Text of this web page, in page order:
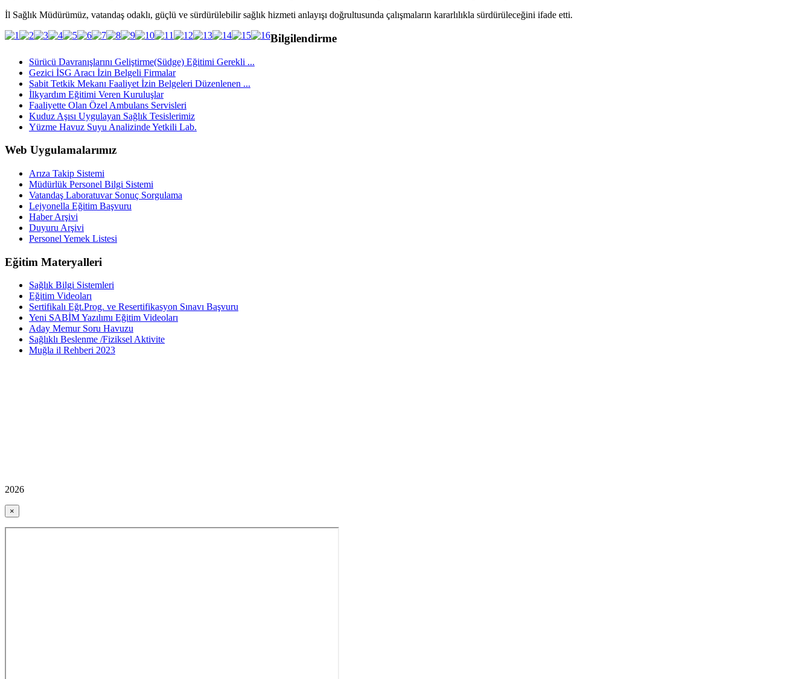
İl Sağlık Müdürümüz, vatandaş odaklı, güçlü ve sürdürülebilir sağlık hizmeti anlayışı doğrultusunda çalışmaların kararlılıkla sürdürüleceğini ifade etti.
Bilgilendirme
Sürücü Davranışlarını Geliştirme(Südge) Eğitimi Gerekli ...
Gezici İSG Aracı İzin Belgeli Firmalar
Sabit Tetkik Mekanı Faaliyet İzin Belgeleri Düzenlenen ...
İlkyardım Eğitimi Veren Kuruluşlar
Faaliyette Olan Özel Ambulans Servisleri
Kuduz Aşısı Uygulayan Sağlık Tesislerimiz
Yüzme Havuz Suyu Analizinde Yetkili Lab.
Web Uygulamalarımız
Arıza Takip Sistemi
Müdürlük Personel Bilgi Sistemi
Vatandaş Laboratuvar Sonuç Sorgulama
Lejyonella Eğitim Başvuru
Haber Arşivi
Duyuru Arşivi
Personel Yemek Listesi
Eğitim Materyalleri
Sağlık Bilgi Sistemleri
Eğitim Videoları
Sertifikalı Eğt.Prog. ve Resertifikasyon Sınavı Başvuru
Yeni SABİM Yazılımı Eğitim Videoları
Aday Memur Soru Havuzu
Sağlıklı Beslenme /Fiziksel Aktivite
Muğla il Rehberi 2023
2026
×